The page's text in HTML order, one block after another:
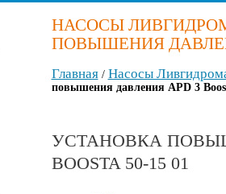
НАСОСЫ
ПОВЫШЕНИЯ
Главная/ Насосы
повышения давления APD 3
УСТАНОВКА
BOOSTA 50-15 01